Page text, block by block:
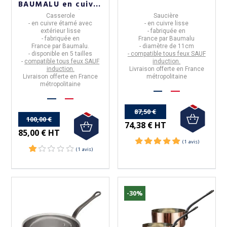
1 733,33 €
1 560,00 € HT
1 464,00 € HT
BAUMALU en cuivre
étamé - 5 tailles
Casserole
- en cuivre étamé avec
extérieur lisse
- fabriquée en
France par Baumalu.
- disponible en 5 tailles
- compatible tous feux SAUF
induction.
Livraison offerte en France
métropolitaine
100,00 €
85,00 € HT
Saucière
- en cuivre lisse
- fabriquée en
France par Baumalu
- diamètre de 11cm
- compatible tous feux SAUF
induction.
Livraison offerte en France
métropolitaine
87,50 €
74,38 € HT
-30%